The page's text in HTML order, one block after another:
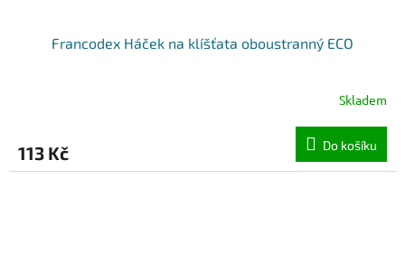
Francodex Háček na klíšťata oboustranný ECO
Skladem
113 Kč Do košíku